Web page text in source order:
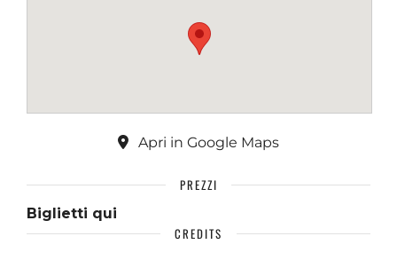
Apri in Google Maps
PREZZI
Biglietti qui
CREDITS